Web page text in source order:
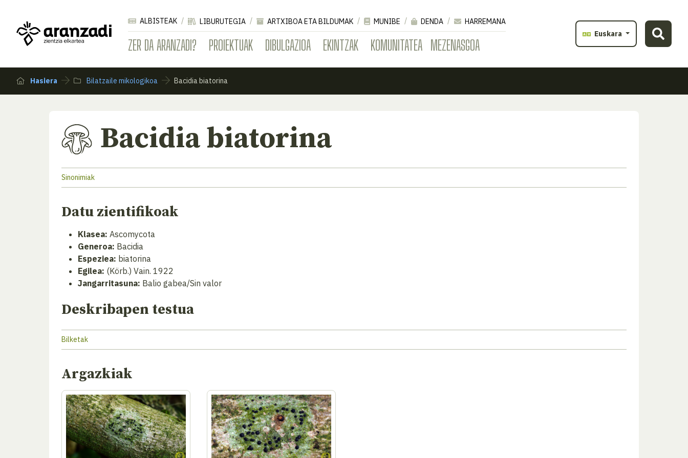
ZER DA ARANZADI? PROIEKTUAK DIBULGAZIOA EKINTZAK KOMUNITATEA MEZENASGOA
ALBISTEAK LIBURUTEGIA ARTXIBOA ETA BILDUMAK MUNIBE DENDA
HARREMANA
Euskara
Hasiera Bilatzaile mikologikoa Bacidia biatorina
Bacidia biatorina
Sinonimiak
Datu zientifikoak
Klasea: Ascomycota
Generoa: Bacidia
Espeziea: biatorina
Egilea: (Körb.) Vain. 1922
Jangarritasuna: Balio gabea/Sin valor
Deskribapen testua
Bilketak
Argazkiak